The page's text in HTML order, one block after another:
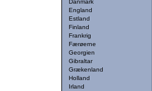
Danmark
England
Estland
Finland
Frankrig
Færøerne
Georgien
Gibraltar
Grækenland
Holland
Irland